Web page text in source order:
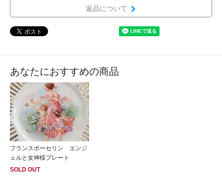
返品について
あなたにおすすめの商品
フランスポーセリン エンジ
ェルと女神様プレート
SOLD OUT